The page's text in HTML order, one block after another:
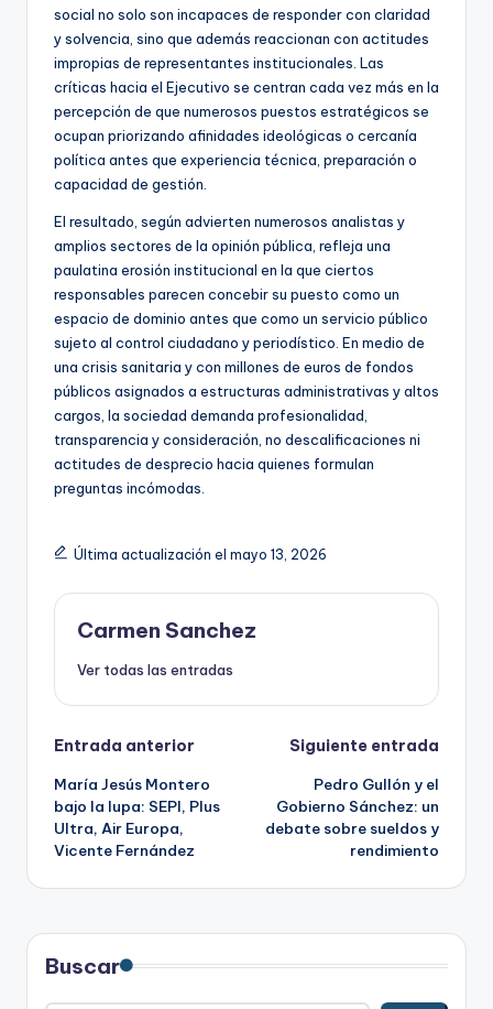
social no solo son incapaces de responder con claridad
y solvencia, sino que además reaccionan con actitudes
impropias de representantes institucionales. Las
críticas hacia el Ejecutivo se centran cada vez más en la
percepción de que numerosos puestos estratégicos se
ocupan priorizando afinidades ideológicas o cercanía
política antes que experiencia técnica, preparación o
capacidad de gestión.
El resultado, según advierten numerosos analistas y
amplios sectores de la opinión pública, refleja una
paulatina erosión institucional en la que ciertos
responsables parecen concebir su puesto como un
espacio de dominio antes que como un servicio público
sujeto al control ciudadano y periodístico. En medio de
una crisis sanitaria y con millones de euros de fondos
públicos asignados a estructuras administrativas y altos
cargos, la sociedad demanda profesionalidad,
transparencia y consideración, no descalificaciones ni
actitudes de desprecio hacia quienes formulan
preguntas incómodas.
Última actualización el mayo 13, 2026
Carmen Sanchez
Ver todas las entradas
Navegación
de
entradas
Entrada anterior
María Jesús Montero
bajo la lupa: SEPI, Plus
Ultra, Air Europa,
Vicente Fernández
Siguiente entrada
Pedro Gullón y el
Gobierno Sánchez: un
debate sobre sueldos y
rendimiento
Buscar